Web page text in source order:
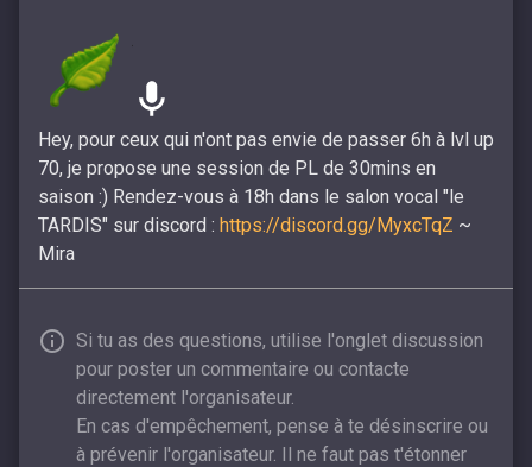
Hey, pour ceux qui n'ont pas envie de passer 6h à lvl up
70, je propose une session de PL de 30mins en
saison :) Rendez-vous à 18h dans le salon vocal "le
TARDIS" sur discord : https://discord.gg/MyxcTqZ ~
Mira
Si tu as des questions, utilise l'onglet discussion
pour poster un commentaire ou contacte
directement l'organisateur.
En cas d'empêchement, pense à te désinscrire ou
à prévenir l'organisateur. Il ne faut pas t'étonner